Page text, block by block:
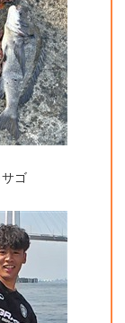
ゴ